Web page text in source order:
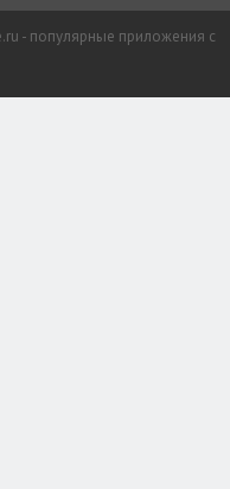
- популярные приложения с